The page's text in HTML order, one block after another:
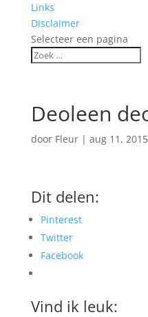
Links
Disclaimer
Selecteer een pagina
Deoleen
door Fleur| aug 11, 2015
Dit delen:
Pinterest
Twitter
Facebook
Vind ik leuk: